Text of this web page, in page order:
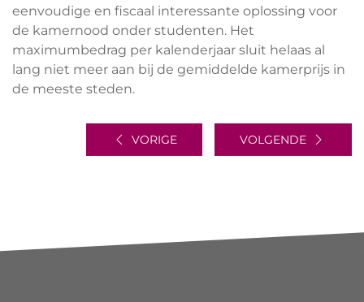
eenvoudige en fiscaal interessante oplossing voor
de kamernood onder studenten. Het
maximumbedrag per kalenderjaar sluit helaas al
lang niet meer aan bij de gemiddelde kamerprijs in
de meeste steden.
VORIGE VOLGENDE